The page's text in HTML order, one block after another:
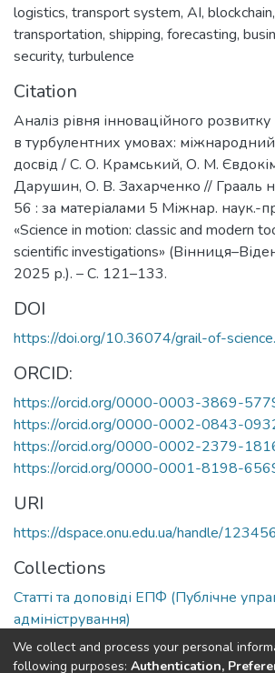
logistics, transport system, AI, blockchain,
transportation, shipping, forecasting,
security, turbulence
Citation
Аналіз рівня інноваційного
в турбулентних умовах:
досвід / С. О. Крамський, О. М.
Дарушин, О. В. Захарченко // Грааль
56 : за матеріалами 5 Міжнар. наук.-
«Science in motion: classic and modern
scientific investigations»
2025 р.). – С. 121–133.
DOI
https://doi.org/10.36074/grail-of-
ORCID:
https://orcid.org/0000-0003-3869-
https://orcid.org/0000-0002-0843-
https://orcid.org/0000-0002-2379-
https://orcid.org/0000-0001-8198-
URI
https://dspace.onu.edu.ua/handle/
Collections
Статті та доповіді ЕПФ (Публічне
адміністрування)
Full item page
We collect and process your personal
following purposes: Authentication,